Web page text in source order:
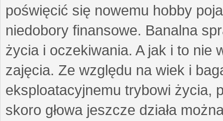
poświęcić się nowemu hobby
niedobory finansowe. Banalna
życia i oczekiwania. A jak i to nie
zajęcia. Ze względu na wiek i
eksploatacyjnemu trybowi życia,
skoro głowa jeszcze działa